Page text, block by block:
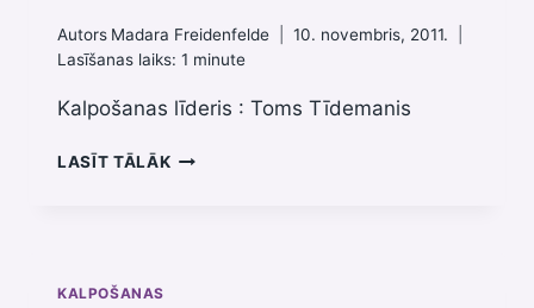
Autors Madara Freidenfelde
10. novembris, 2011.
Lasīšanas laiks: 1 minute
Kalpošanas līderis : Toms Tīdemanis
LASĪT TĀLĀKDRAUDZES
KALPOŠANAS